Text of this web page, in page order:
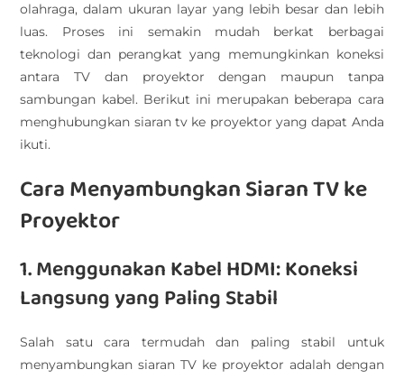
olahraga, dalam ukuran layar yang lebih besar dan lebih
luas. Proses ini semakin mudah berkat berbagai
teknologi dan perangkat yang memungkinkan koneksi
antara TV dan proyektor dengan maupun tanpa
sambungan kabel. Berikut ini merupakan beberapa cara
menghubungkan siaran tv ke proyektor yang dapat Anda
ikuti.
Cara Menyambungkan Siaran TV ke
Proyektor
1. Menggunakan Kabel HDMI: Koneksi
Langsung yang Paling Stabil
Salah satu cara termudah dan paling stabil untuk
menyambungkan siaran TV ke proyektor adalah dengan